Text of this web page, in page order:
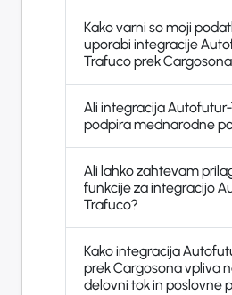
Kako varni so moji
uporabi integracije
Trafuco prek
Ali integracija
podpira mednarodne
Ali lahko zahtevam
funkcije za integracijo
Trafuco?
Kako integracija
prek Cargosona vpliva
delovni tok in poslovne